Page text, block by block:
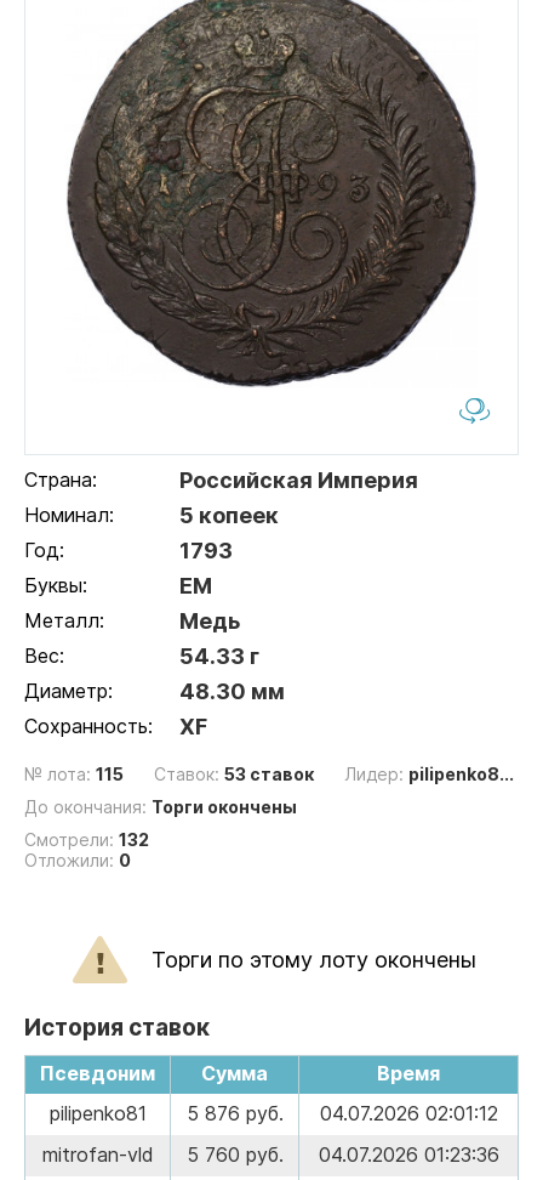
Страна: Российская Империя
Номинал: 5 копеек
Год: 1793
Буквы: ЕМ
Металл: Медь
Вес: 54.33 г
Диаметр: 48.30 мм
Сохранность: XF
№ лота: 115 Ставок: 53 ставок Лидер: pilipenko8...
До окончания: Торги окончены
Смотрели: 132
Отложили: 0
Торги по этому лоту окончены
История ставок
Псевдоним Сумма
Время
pilipenko81
5 876 руб.
04.07.2026 02:01:12
mitrofan-vld
5 760 руб.
04.07.2026 01:23:36